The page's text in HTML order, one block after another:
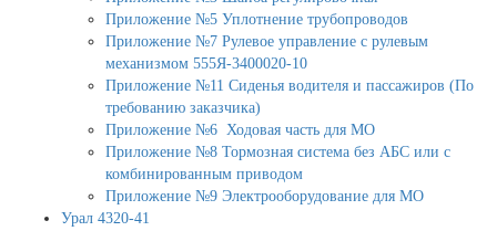
Приложение №5 Уплотнение трубопроводов
Приложение №7 Рулевое управление с рулевым
механизмом 555Я-3400020-10
Приложение №11 Сиденья водителя и пассажиров (По
требованию заказчика)
Приложение №6 Ходовая часть для МО
Приложение №8 Тормозная система без АБС или с
комбинированным приводом
Приложение №9 Электрооборудование для МО
Урал 4320-41